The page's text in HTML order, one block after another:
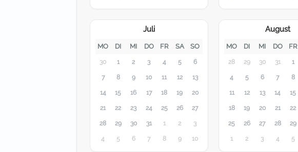
Juli
MO DI MI DO FR SA SO
30 1 2 3 4 5 6
7 8 9 10 11 12 13
14 15 16 17 18 19 20
21 22 23 24 25 26 27
28 29 30 31 1 2 3
4 5 6 7 8 9 10
August
MO DI MI DO FR
28 29 30 31 1
4 5 6 7 8
11 12 13 14 15
18 19 20 21 22
25 26 27 28 29
1 2 3 4 5